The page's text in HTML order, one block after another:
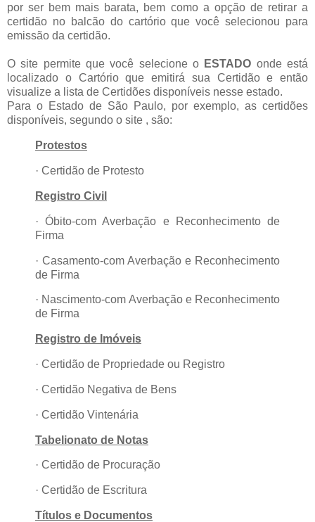
por ser bem mais barata, bem como a opção de retirar a
certidão no balcão do cartório que você selecionou para
emissão da certidão.
O site permite que você selecione o ESTADO onde está
localizado o Cartório que emitirá sua Certidão e então
visualize a lista de Certidões disponíveis nesse estado.
Para o Estado de São Paulo, por exemplo, as certidões
disponíveis, segundo o site , são:
Protestos
· Certidão de Protesto
Registro Civil
· Óbito-com Averbação e Reconhecimento de
Firma
· Casamento-com Averbação e Reconhecimento
de Firma
· Nascimento-com Averbação e Reconhecimento
de Firma
Registro de Imóveis
· Certidão de Propriedade ou Registro
· Certidão Negativa de Bens
· Certidão Vintenária
Tabelionato de Notas
· Certidão de Procuração
· Certidão de Escritura
Títulos e Documentos